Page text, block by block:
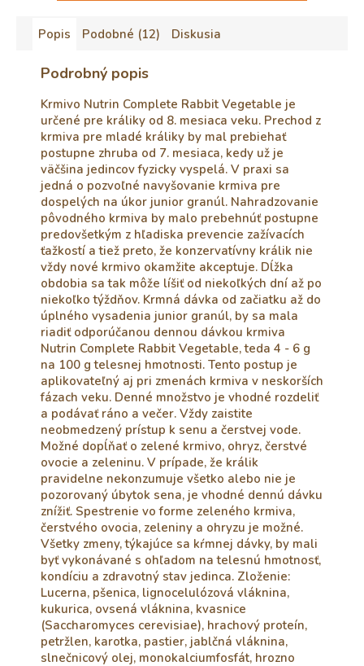
Popis Podobné (12) Diskusia
Podrobný popis
Krmivo Nutrin Complete Rabbit Vegetable je
určené pre králiky od 8. mesiaca veku. Prechod z
krmiva pre mladé králiky by mal prebiehať
postupne zhruba od 7. mesiaca, kedy už je
väčšina jedincov fyzicky vyspelá. V praxi sa
jedná o pozvoľné navyšovanie krmiva pre
dospelých na úkor junior granúl. Nahradzovanie
pôvodného krmiva by malo prebehnúť postupne
predovšetkým z hľadiska prevencie zažívacích
ťažkostí a tiež preto, že konzervatívny králik nie
vždy nové krmivo okamžite akceptuje. Dĺžka
obdobia sa tak môže líšiť od niekoľkých dní až po
niekoľko týždňov. Krmná dávka od začiatku až do
úplného vysadenia junior granúl, by sa mala
riadiť odporúčanou dennou dávkou krmiva
Nutrin Complete Rabbit Vegetable, teda 4 - 6 g
na 100 g telesnej hmotnosti. Tento postup je
aplikovateľný aj pri zmenách krmiva v neskorších
fázach veku. Denné množstvo je vhodné rozdeliť
a podávať ráno a večer. Vždy zaistite
neobmedzený prístup k senu a čerstvej vode.
Možné dopĺňať o zelené krmivo, ohryz, čerstvé
ovocie a zeleninu. V prípade, že králik
pravidelne nekonzumuje všetko alebo nie je
pozorovaný úbytok sena, je vhodné dennú dávku
znížiť. Spestrenie vo forme zeleného krmiva,
čerstvého ovocia, zeleniny a ohryzu je možné.
Všetky zmeny, týkajúce sa kŕmnej dávky, by mali
byť vykonávané s ohľadom na telesnú hmotnosť,
kondíciu a zdravotný stav jedinca. Zloženie:
Lucerna, pšenica, lignocelulózová vláknina,
kukurica, ovsená vláknina, kvasnice
(Saccharomyces cerevisiae), hrachový proteín,
petržlen, karotka, pastier, jablčná vláknina,
slnečnicový olej, monokalciumfosfát, hrozno